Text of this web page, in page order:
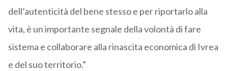
dell’autenticità del bene stesso e per riportarlo alla
vita, è un importante segnale della volontà di fare
sistema e collaborare alla rinascita economica di Ivrea
e del suo territorio.”